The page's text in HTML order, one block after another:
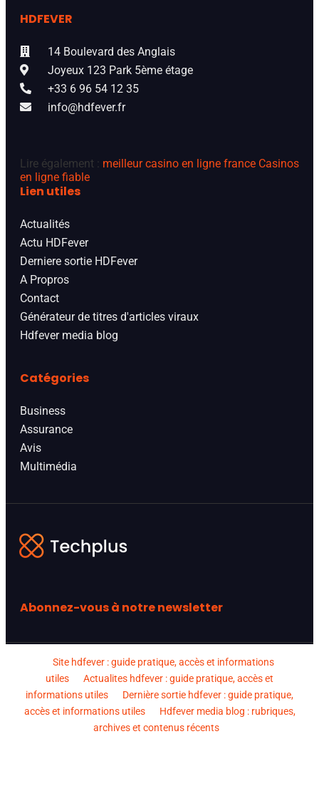
HDFEVER
14 Boulevard des Anglais
Joyeux 123 Park 5ème étage
+33 6 96 54 12 35
info@hdfever.fr
Lire également : meilleur casino en ligne france Casinos
en ligne fiable
Lien utiles
Actualités
Actu HDFever
Derniere sortie HDFever
A Propros
Contact
Générateur de titres d'articles viraux
Hdfever media blog
Catégories
Business
Assurance
Avis
Multimédia
Abonnez-vous à notre newsletter
Site hdfever : guide pratique, accès et informations
utiles
Actualites hdfever : guide pratique, accès et
informations utiles
Dernière sortie hdfever : guide pratique,
accès et informations utiles
Hdfever media blog : rubriques,
archives et contenus récents